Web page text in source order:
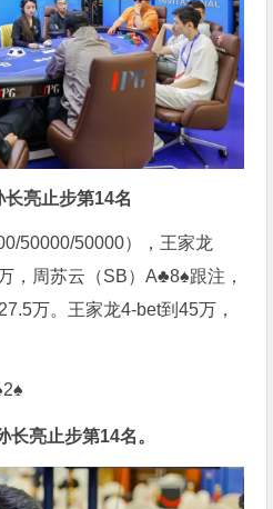
亮止步第14名
50000/50000），王家龙
，周苏云（SB）A♣️8♠️跟注，
万。王家龙4-bet到45万，
长亮止步第14名。